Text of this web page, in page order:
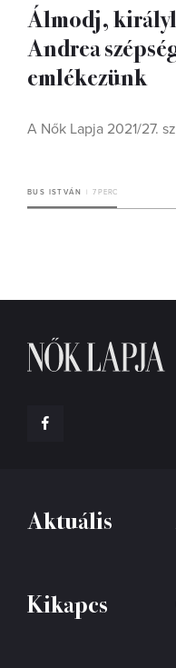
Álmodj,
Andrea
emlékezünk
A Nők Lapja 2021/27.
BUS ISTVÁN 7 PERC
Aktuális
Kikapcs